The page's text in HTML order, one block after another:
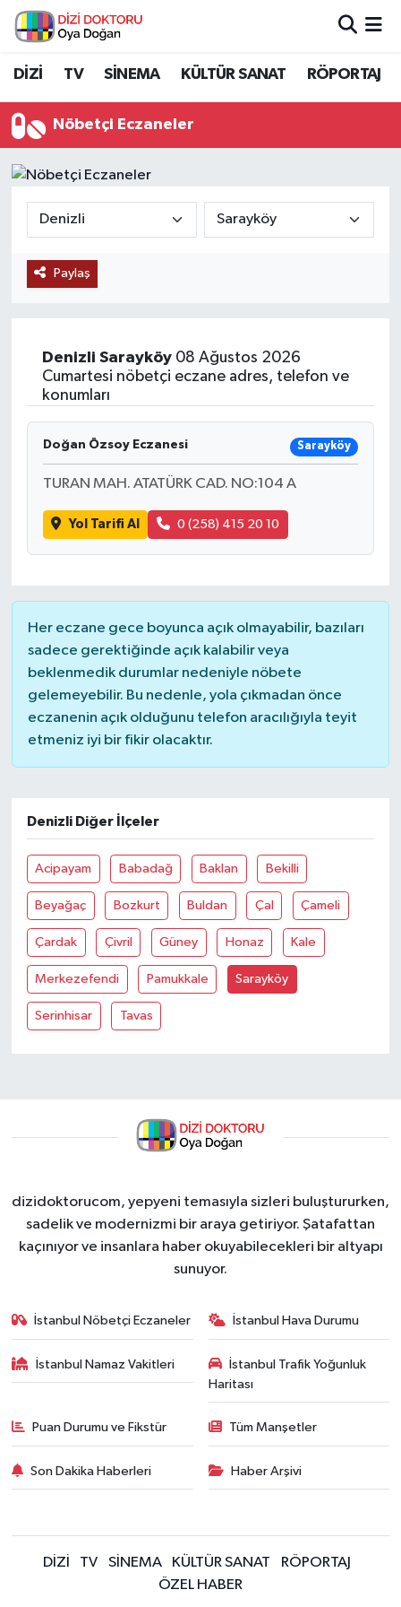
DİZİ TV SİNEMA KÜLTÜR SANAT RÖPORTAJ
Nöbetçi Eczaneler
Paylaş
Denizli Sarayköy08 Ağustos 2026
Cumartesi nöbetçi eczane adres, telefon ve
konumları
Doğan Özsoy Eczanesi Sarayköy
TURAN MAH. ATATÜRK CAD. NO:104 A
Yol Tarifi Al 0 (258) 415 20 10
Her eczane gece boyunca açık olmayabilir, bazıları
sadece gerektiğinde açık kalabilir veya
beklenmedik durumlar nedeniyle nöbete
gelemeyebilir. Bu nedenle, yola çıkmadan önce
eczanenin açık olduğunu telefon aracılığıyla teyit
etmeniz iyi bir fikir olacaktır.
Denizli Diğer İlçeler
Acipayam Babadağ Baklan Bekilli
Beyağaç Bozkurt Buldan Çal Çameli
Çardak Çivril Güney Honaz Kale
Merkezefendi Pamukkale Sarayköy
Serinhisar Tavas
dizidoktorucom, yepyeni temasıyla sizleri buluştururken,
sadelik ve modernizmi bir araya getiriyor. Şatafattan
kaçınıyor ve insanlara haber okuyabilecekleri bir altyapı
sunuyor.
İstanbul Nöbetçi Eczaneler İstanbul Hava Durumu
İstanbul Namaz Vakitleri
İstanbul Trafik Yoğunluk
Haritası
Puan Durumu ve Fikstür Tüm Manşetler
Son Dakika Haberleri Haber Arşivi
DİZİ TV SİNEMA KÜLTÜR SANAT
RÖPORTAJ
ÖZEL HABER
İstanbul Nöbetçi Eczaneler
İstanbul Trafik Yoğunluk Haritası
Haber Arşivi